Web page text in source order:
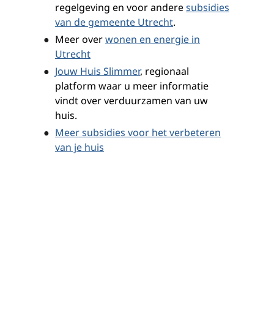
regelgeving en voor anderesubsidies
van de gemeente Utrecht.
Meer overwonen en energie in
Utrecht
Jouw Huis Slimmer, regionaal
platform waar u meer informatie
vindt over verduurzamen van uw
huis.
Meer subsidies voor het verbeteren
van je huis